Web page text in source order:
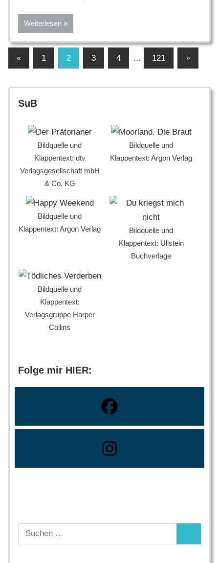
Weiterlesen
Seitennummerierung
«Vorherige
Beiträge
1 2 3 4 … 121
Nächste
Beiträge
»
SuB
Bildquelle und
Klappentext: dtv
Verlagsgesellschaft mbH
& Co. KG
Bildquelle und
Klappentext: Argon Verlag
Bildquelle und
Klappentext: Argon Verlag
Bildquelle und
Klappentext: Ullstein
Buchverlage
Bildquelle und
Klappentext:
Verlagsgruppe Harper
Collins
Folge mir HIER:
Suchen
nach: